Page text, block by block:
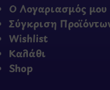
Ο Λογαριασμός μου
Σύγκριση
Wishlist
Καλάθι
Shop